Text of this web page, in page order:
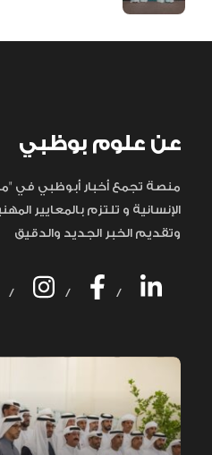
عن علوم بوظبي
منصة تجمع أخبار أبوظبي في
الإنسانية و تلتزم بالمعايير
وتقديم الخبر الجديد والدقيق
/ / /